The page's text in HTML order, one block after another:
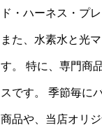
ド・ハーネス・プ
また、水素水と光
す。 特に、専門商
スです。 季節毎に
商品や、当店オリ